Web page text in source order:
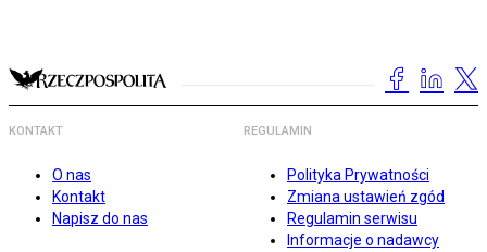
KONTAKT
O nas
Kontakt
Napisz do nas
REGULAMIN
Polityka Prywatności
Zmiana ustawień zgód
Regulamin serwisu
Informacje o nadawcy